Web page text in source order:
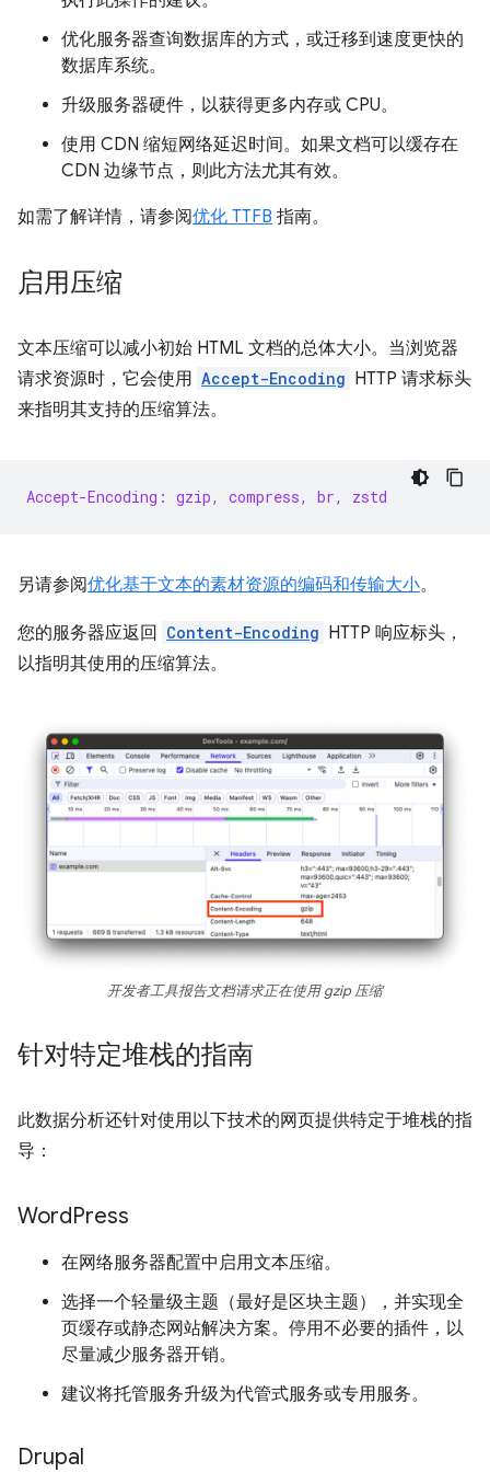
优化服务器查询数据库的方式，或迁移到速度更快的
数据库系统。
升级服务器硬件，以获得更多内存或 CPU。
使用 CDN 缩短网络延迟时间。如果文档可以缓存在
CDN 边缘节点，则此方法尤其有效。
如需了解详情，请参阅优化 TTFB 指南。
启用压缩
文本压缩可以减小初始 HTML 文档的总体大小。当浏览器
请求资源时，它会使用 Accept-Encoding HTTP 请求标头
来指明其支持的压缩算法。
Accept-Encoding: gzip, compress, br, zstd
另请参阅优化基于文本的素材资源的编码和传输大小。
您的服务器应返回 Content-Encoding HTTP 响应标头，
以指明其使用的压缩算法。
开发者工具报告文档请求正在使用 gzip 压缩
针对特定堆栈的指南
此数据分析还针对使用以下技术的网页提供特定于堆栈的指
导：
WordPress
在网络服务器配置中启用文本压缩。
选择一个轻量级主题（最好是区块主题），并实现全
页缓存或静态网站解决方案。停用不必要的插件，以
尽量减少服务器开销。
建议将托管服务升级为代管式服务或专用服务。
Drupal